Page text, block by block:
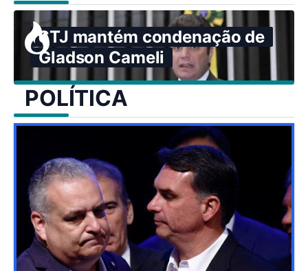
STJ mantém condenação de
Gladson Cameli
POLÍTICA